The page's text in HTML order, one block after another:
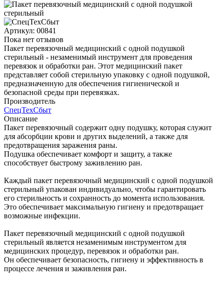
Артикул: 00841
Пока нет отзывов
Пакет перевязочный медицинский с одной подушкой
стерильный - незаменимый инструмент для проведения
перевязок и обработки ран. Этот медицинский пакет
представляет собой стерильную упаковку с одной подушкой,
предназначенную для обеспечения гигиенической и
безопасной среды при перевязках.
Производитель
СпецТехСбыт
Описание
Пакет перевязочный содержит одну подушку, которая служит
для абсорбции крови и других выделений, а также для
предотвращения заражения раны.
Подушка обеспечивает комфорт и защиту, а также
способствует быстрому заживлению ран.
Каждый пакет перевязочный медицинский с одной подушкой
стерильный упакован индивидуально, чтобы гарантировать
его стерильность и сохранность до момента использования.
Это обеспечивает максимальную гигиену и предотвращает
возможные инфекции.
Пакет перевязочный медицинский с одной подушкой
стерильный является незаменимым инструментом для
медицинских процедур, перевязок и обработки ран.
Он обеспечивает безопасность, гигиену и эффективность в
процессе лечения и заживления ран.